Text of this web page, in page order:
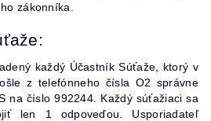
zákonníka.
každý Účastník Súťaže, ktorý v
z telefónneho čísla O2 správne
na číslo 992244. Každý súťažiaci sa
len 1 odpoveďou. Usporiadateľ